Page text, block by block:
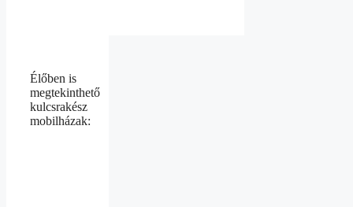
Élőben is
megtekinthető
kulcsrakész
mobilházak: